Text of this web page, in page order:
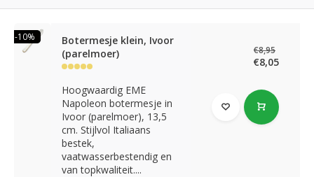
-10%
Botermesje klein, Ivoor
(parelmoer)
Hoogwaardig EME
Napoleon botermesje in
Ivoor (parelmoer), 13,5
cm. Stijlvol Italiaans
bestek,
vaatwasserbestendig en
van topkwaliteit....
€8,95
€8,05